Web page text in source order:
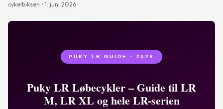
cykelbiksen • 1. juni 2026
PUKY LR GUIDE · 2026
Puky LR Løbecykler – Guide til LR
M, LR XL og hele LR-serien